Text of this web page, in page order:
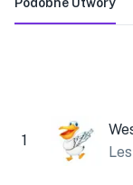
1